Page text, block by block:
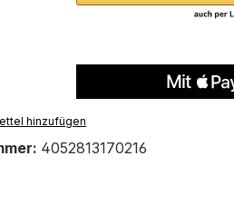
hinzufügen
4052813170216